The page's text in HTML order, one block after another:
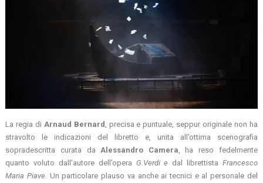
La regia di Arnaud Bernard , precisa e puntuale, seppur originale non ha
stravolto le indicazioni del libretto e, unita all’ottima scenografia
sopradescritta curata da Alessandro Camera , ha reso fedelmente
quanto voluto dall’autore dell’opera G.Verdi e dal librettista Francesco
Maria Piave . Un particolare plauso va anche ai tecnici e al personale del